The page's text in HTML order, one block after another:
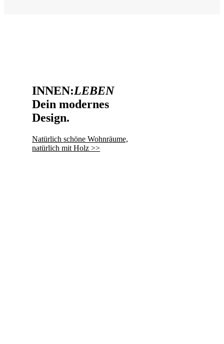
INNEN:LEBEN
Dein modernes
Design.
Natürlich schöne Wohnräume,
natürlich mit Holz >>